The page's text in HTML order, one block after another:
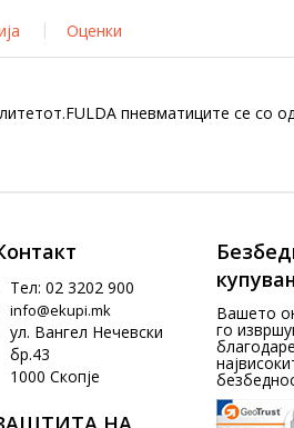
Оценки
пневматиците се со
Тел: 02 3202 900
info@ekupi.mk
ул. Вангел Нечевски
бр.43
1000 Скопје
Вашето
го